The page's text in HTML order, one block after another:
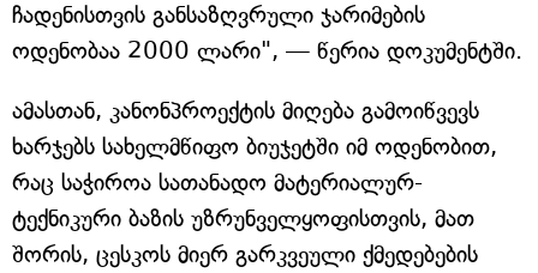
ჩადენისთვის განსაზღვრული ჯარიმების
ოდენობაა 2000 ლარი", — წერია დოკუმენტში.
ამასთან, კანონპროექტის მიღება გამოიწვევს
ხარჯებს სახელმწიფო ბიუჯეტში იმ ოდენობით,
რაც საჭიროა სათანადო მატერიალურ-
ტექნიკური ბაზის უზრუნველყოფისთვის, მათ
შორის, ცესკოს მიერ გარკვეული ქმედებების